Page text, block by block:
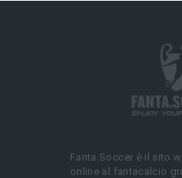
Fanta.Soccer è il sito
online al fantacalcio